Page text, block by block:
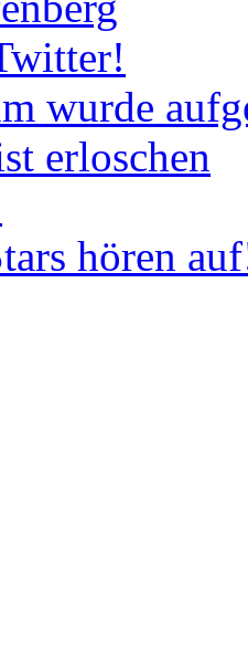
wurde
erloschen
hören